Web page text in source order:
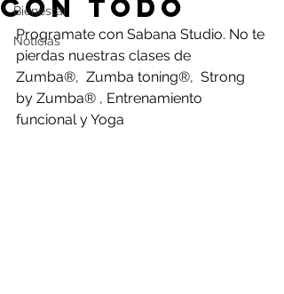
Bienestar
Noticias
CON TODO
Programate con Sabana Studio. No te
pierdas nuestras clases de
Zumba®,  Zumba toning®,  Strong
by Zumba® , Entrenamiento
funcional y Yoga